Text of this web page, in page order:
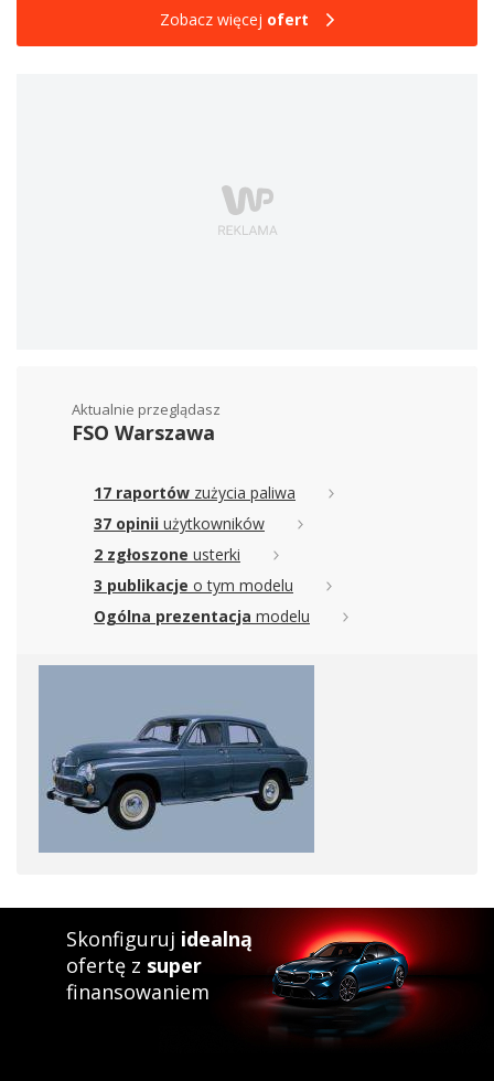
Zobacz więcej ofert
Aktualnie przeglądasz
FSO Warszawa
17 raportów zużycia paliwa
37 opinii użytkowników
2 zgłoszone usterki
3 publikacje o tym modelu
Ogólna prezentacja modelu
Skonfiguruj idealną
ofertę z super
finansowaniem